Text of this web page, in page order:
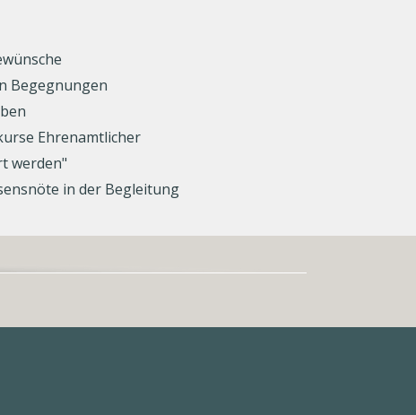
Begegnungen
Ehrenamtlicher
werden"
in der Begleitung